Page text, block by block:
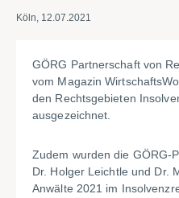
Köln, 12.07.2021
GÖRG Partnerschaft von
vom Magazin
den Rechtsgebieten
ausgezeichnet.
Zudem wurden die GÖRG-
Dr. Holger Leichtle und Dr.
Anwälte 2021 im